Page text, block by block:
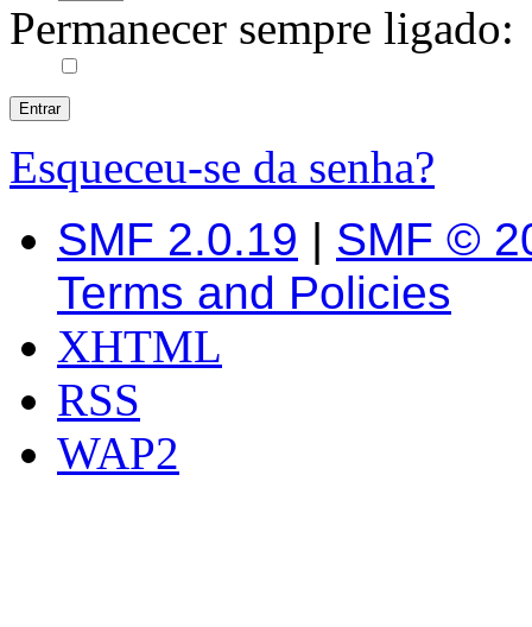
Permanecer sempre ligado:
Esqueceu-se da senha?
SMF 2.0.19 | SMF ©
Terms and Policies
XHTML
RSS
WAP2